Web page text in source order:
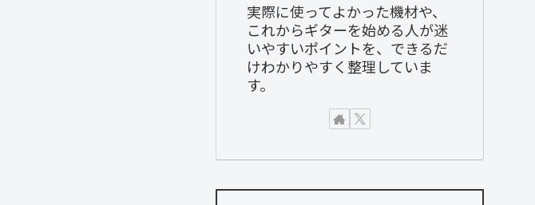
実際に使ってよかった機材や、
これからギターを始める人が迷
いやすいポイントを、できるだ
けわかりやすく整理していま
す。